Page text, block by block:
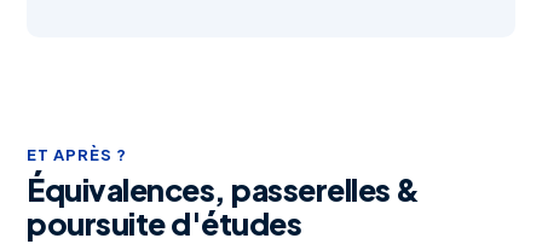
ET APRÈS ?
Équivalences, passerelles &
poursuite d'études